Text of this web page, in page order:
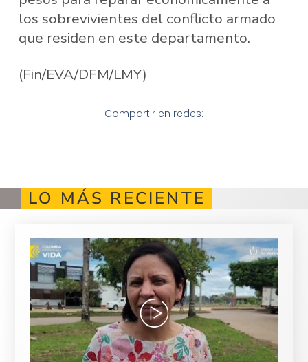
los sobrevivientes del conflicto armado
que residen en este departamento.
(Fin/EVA/DFM/LMY)
Compartir en redes:
LO MÁS RECIENTE